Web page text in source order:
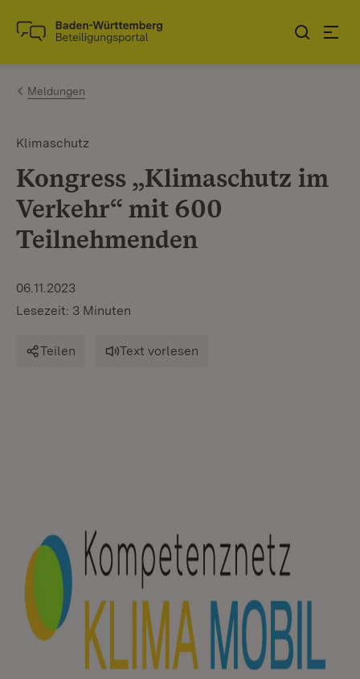
Zum Inhalt springen
Link zur Startseite
Meldungen
Klimaschutz
Kongress „Klimaschutz im
Verkehr“ mit 600
Teilnehmenden
06.11.2023
Lesezeit: 3 Minuten
Teilen Text vorlesen